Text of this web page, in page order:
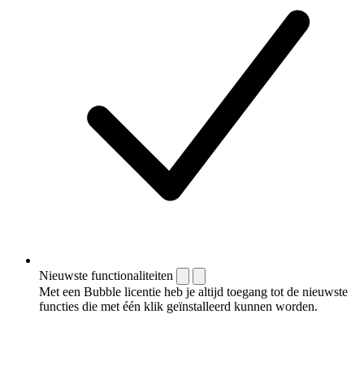
Nieuwste functionaliteiten
Met een Bubble licentie heb je altijd toegang tot de nieuwste
functies die met één klik geïnstalleerd kunnen worden.